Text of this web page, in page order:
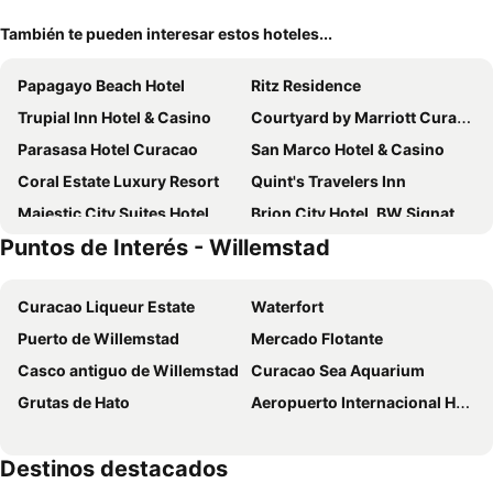
También te pueden interesar estos hoteles...
Papagayo Beach Hotel
Ritz Residence
Trupial Inn Hotel & Casino
Courtyard by Marriott Curacao
Parasasa Hotel Curacao
San Marco Hotel & Casino
Coral Estate Luxury Resort
Quint's Travelers Inn
Majestic City Suites Hotel
Brion City Hotel, BW Signature Collection
Bayside Boutique Hotel - Blue Bay Golf & Beach Resort
Elements Hotel & Shops Curaçao
Saint Tropez Boutique Hotel
Kura Botanica Hotel
Boho Bohemian Boutique Hotel
Curacao Suites Hotel
Hilton Curacao
Harbor Hotel & Casino Curacao
The Pier Beach Inn & Suites
Art Hotel Curacao - Luxury Adults Only
Bed & Bike Curacao - Jan Thiel
Puntos de Interés - Willemstad
Curacao Liqueur Estate
Waterfort
Puerto de Willemstad
Mercado Flotante
Casco antiguo de Willemstad
Curacao Sea Aquarium
Grutas de Hato
Aeropuerto Internacional Hato
Destinos destacados